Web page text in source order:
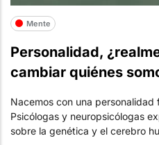
Mente
Personalidad,
cambiar quiénes
Nacemos con una personalidad
Psicólogas y neuropsicólogas
sobre la genética y el cerebro